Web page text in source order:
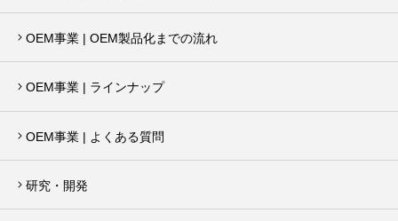
OEM事業 | OEM製品化までの流れ
OEM事業 | ラインナップ
OEM事業 | よくある質問
研究・開発